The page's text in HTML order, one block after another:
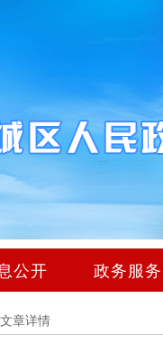
公开 政务服务
文章详情